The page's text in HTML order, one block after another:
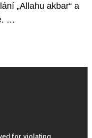
„Allahu akbar“ a
…